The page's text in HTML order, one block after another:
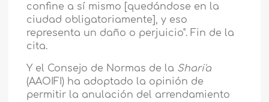
confine a sí mismo [quedándose en la
ciudad obligatoriamente], y eso
representa un daño o perjuicio". Fin de la
cita.
Y el Consejo de Normas de la Shari'a
(AAOIFI) ha adoptado la opinión de
permitir la anulación del arrendamiento